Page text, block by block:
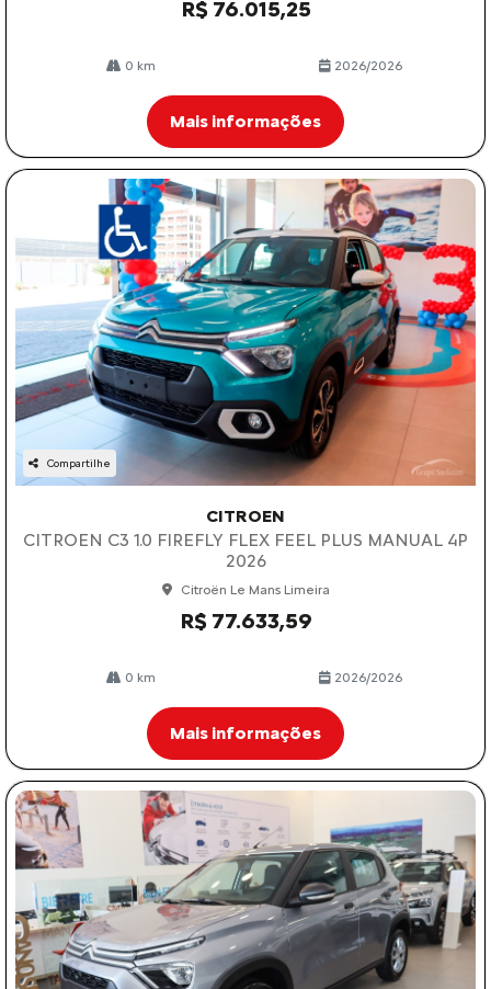
R$ 76.015,25
0 km 2026/2026
Mais informações
Compartilhe
CITROEN
CITROEN C3 1.0 FIREFLY FLEX FEEL PLUS MANUAL 4P
2026
Citroën Le Mans Limeira
R$ 77.633,59
0 km 2026/2026
Mais informações